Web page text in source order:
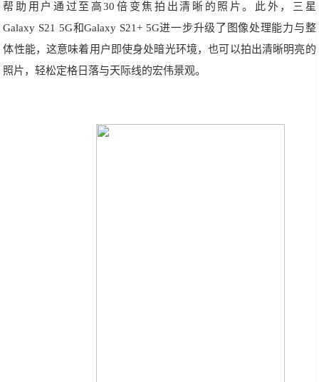
帮助用户通过至高30倍变焦拍出清晰的照片。此外，三星
Galaxy S21 5G和Galaxy S21+ 5G进一步升级了图像处理能力与整
体性能，这意味着用户即使身处暗光环境，也可以拍出清晰明亮的
照片，轻松定格日落与天际线的宏伟景观。